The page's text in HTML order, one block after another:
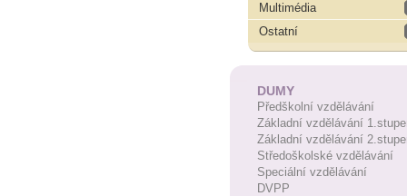
Multimédia
Ostatní
DUMY
Předškolní vzdělávání
Základní vzdělávání
Základní vzdělávání
Středoškolské vzdělávání
Speciální vzdělávání
DVPP